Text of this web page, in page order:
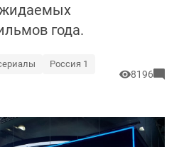
года.
Россия 1
8196